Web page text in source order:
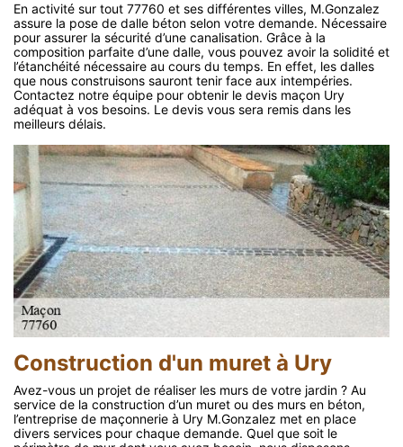
En activité sur tout 77760 et ses différentes villes, M.Gonzalez
assure la pose de dalle béton selon votre demande. Nécessaire
pour assurer la sécurité d’une canalisation. Grâce à la
composition parfaite d’une dalle, vous pouvez avoir la solidité et
l’étanchéité nécessaire au cours du temps. En effet, les dalles
que nous construisons sauront tenir face aux intempéries.
Contactez notre équipe pour obtenir le devis maçon Ury
adéquat à vos besoins. Le devis vous sera remis dans les
meilleurs délais.
Construction d'un muret à Ury
Avez-vous un projet de réaliser les murs de votre jardin ? Au
service de la construction d’un muret ou des murs en béton,
l’entreprise de maçonnerie à Ury M.Gonzalez met en place
divers services pour chaque demande. Quel que soit le